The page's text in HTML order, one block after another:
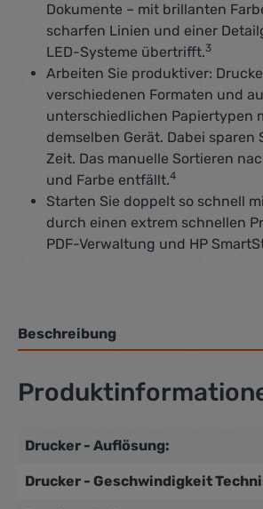
Dokumente – mit brillanten
scharfen Linien und einer
LED-Systeme übertrifft.3
Arbeiten Sie produktiver:
verschiedenen Formaten und
unterschiedlichen Papiertypen
demselben Gerät. Dabei sparen
Zeit. Das manuelle Sortieren
und Farbe entfällt.4
Starten Sie doppelt so schnell
durch einen extrem schnellen
PDF-Verwaltung und HP
Beschreibung
Drucker - Auflösung:
Drucker - Geschwindigkeit